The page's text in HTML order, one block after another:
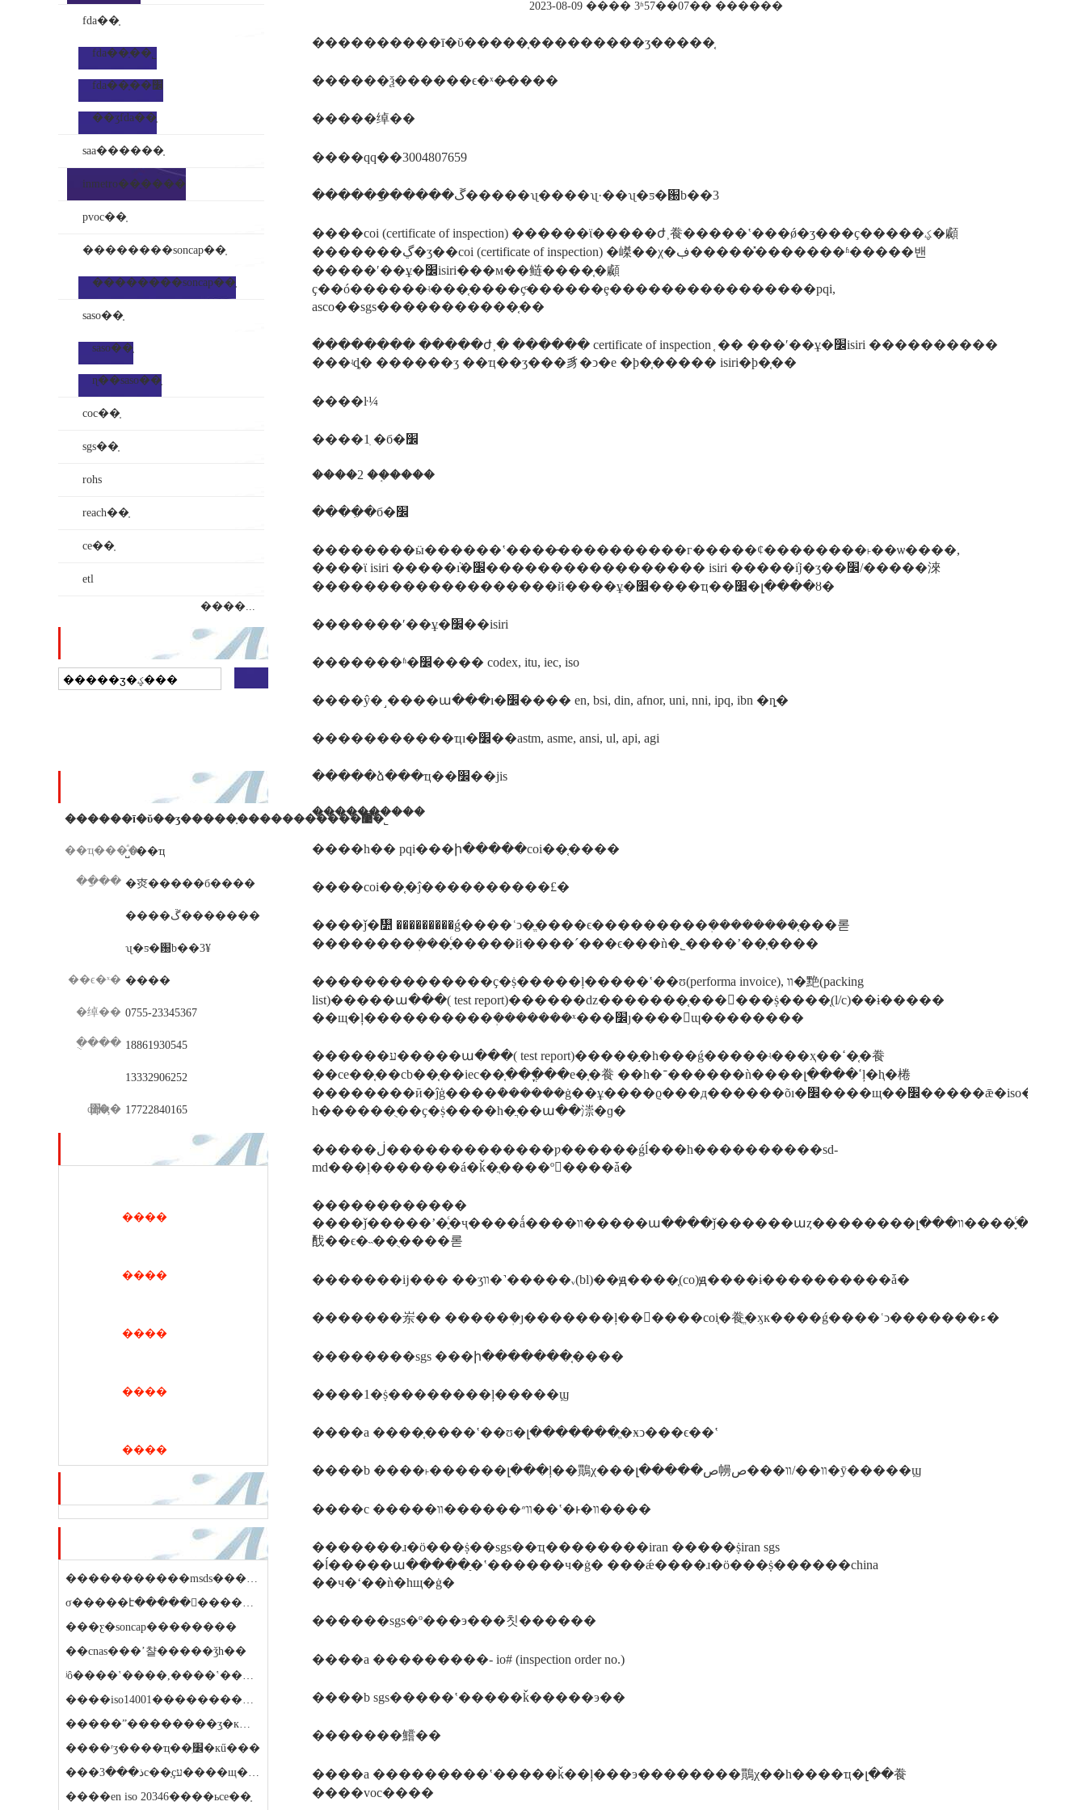
2023-08-09 ���� 3ʱ57��07�� ������
����������ī�ῠ�����֤���������ʒ�����֤
������ѯ������ϵ�ˣ�̷����
�����绰��
����qq��3004807659
������ַ�����ڱ�����ʯ����ʯ·��ʯ�ƽ�԰b��3
����coi (certificate of inspection) ������ϊ�����ժ˲飬�����ʽ���ǿ�ʒ���ҫ�����ؼ�顣
�������ڲ�ʒ��coi (certificate of inspection) �嵥��χ�ڣ������̽������ʱ�����밴
�����ʹ��ұ�׼isiri���м��鲢����֤�顣
ҫ��ó������ʵ���֤����ҫͨ������ȩ����������������pqi,
asco��sgs�����������֤��
�������� �����ժ˲� ������ certificate of inspection ֤ �� ���ʹ��ұ�׼isiri ����������
���ʵȡ� ������ʒ ��ҵ��ʒ���豸�ͻ�е �ϸ�֤����� isiri�ϸ�֤��
����ŀ¼
����1 ִ�б�׼
����2 ��֤����
����ִ�б�׼
��������ӹ������ʽ����̵����������г�����ȼ��������˫��ѡ����,
����ϊ isiri �����ܵı�׼����������������� isiri �����ܵĳ�ʒ��׼/�����淶
�������������������й����ұ�׼����ҵ��׼�լ����ȣ�
�������ʹ��ұ�׼��isiri
�������ʱ�׼���� codex, itu, iec, iso
����ŷ�˼����ա���ı�׼���� en, bsi, din, afnor, uni, nni, ipq, ibn �ȵ�
�����������ҵı�׼��astm, asme, ansi, ul, api, agi
�����ձ���ҵ��׼��jis
������֤����
����һ�� pqi���ի�����coi��֤����
����coi��֤�ĵ����������£�
����ǰ�᣺ ���������ǵ����ʿͻ�ֱ����ϵ���������ܲ��������֤���롣
��������ܲ���֪ͨ�����й����´���ϵ���ǹ�˾����ʼ��֤����
��������������ҫ�ṩ�����ļ�����ʽ��ʊ(performa invoice), װ�䵥(packing
list)�����ա���( test report)������ǳ�������֤������ṩ����֤(l/c)��ɨ�����
��щ�ļ����������ܲ�������ˣ���׼ȷ����󷽿ɰ��������
������ע�����ա���( test report)�����֣�һ���ǵ�����ʵ���ҳ��ߵ�֤�飬
��ce��֤��cb��֤��iec��֤���ֳ��е�֤�飬 ��һ�־������ǹ����լ����ߵļ�ⱨ�棬
��������ӣ�ĵģ����ܳ������ġ��ұ����ϱ���д������õı�׼����щ��׼�����ǣ�iso���ʱ�׼��������׼��ŷ�ޱ�׼��ӣ����׼���ձ���׼�ȡ�
һ������ֻ��ҫ�ṩ����һ�ֲ��ա��漴�ɡ�
�����ڶ�������������ƿ������ǵĺ���һ����������sd-
md���ļ�������á�ǩ�ֲ����º󷢸����ǡ�
������������
����ǰ�����ʼ�֪ͨ�ҷ����ǻ����װ�����ա����ǰ������աȥ��������լ���װ����֪ͨ���������ַ�����ʱ�
䣬��ϵ�˵��ֻ����롣
�������ĳ��� ��ʒװ�˺�����ᵥ(bl)��ԭ����֤(co)ԭ����ɨ����������ǡ�
�������岽�� �����ܲ�ȷ�������ļ��󣬻����coi֤�飬ֱ�ӽĸ����ǵ����ʿͻ�������ء�
��������sgs ���ի�������֤����
����1�ṩ��������ļ�����ϣ
����a ����֤����ʽ��ʊ�լ�������ֱ�ӿͻ���ϵ��ʽ
����b ����˫������լ���ļ��鷶χ���լ�����ص㡢װ��/װ���ص�ȳ�����ϣ
����c �����װ״������װ��ʽ�ͱ�װ����
�������ɹ�ӧ���ṩ��sgs��ҵ��������iran �����ṩiran sgs
�ĺ�����ա�����ַ�ʽ������ч�ġ� ���ǽ����ɹ�ӧ���ṩ������china
��ч�ʻ��ǹ�һщ�ġ�
������sgs�º���э���칫������
����a ���������- io# (inspection order no.)
����b sgs�����ʽ�����ǩ�����э��
�������鱨��
����a ���������ʽ�����ǩ��ļ���э��������鷶χ��һ����ҵ�լ��飬
����voc����
fda��֤
fda��֤��˾
fda��֤��׼
��ʒfda��֤
saa������֤
inmetro��֤����
pvoc��֤
��������soncap��֤
��������soncap��֤
saso��֤
saso��֤
ɳ��saso��֤
coc��֤
sgs��֤
rohs
reach��֤
ce��֤
etl
����...
������ī�ῠ��ʒ�����֤�����������޹�˾
��ҵ���ͣ�˽ӫ��ҵ
��ַ�� �㶫�����б����
����ڱ�������
ʯ�ƽ�԰b��3¥
��ϵ�ˣ� ����
�绰�� 0755-23345367
�ֻ��� 18861930545
13332906252
qq��
΢�ţ� 17722840165
����
����
����
����
����
�����������msds�����ƕ���
σ�����է�����𱨸�����ʱ��
���ƹ�soncap��������
��cnas���ʼ챨�����ǯһ��
ʲô����ʽ����,����ʽ���鱨�����ǯ
����iso14001����������ϵ��֤ҫ����ǯ
�����ˮ��������ʒִ�к�������������
����ʳʒ����ҵ��׼ִ�кű���
���ذ���3c��֤ҫע����щ����
����en iso 20346����ьce��֤